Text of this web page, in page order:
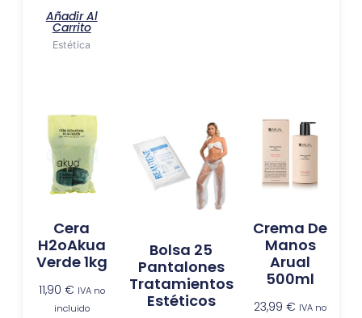
Añadir Al
Carrito
Estética
Cera
H2oAkua
Verde 1kg
11,90 € IVA no
incluido
Bolsa 25
Pantalones
Tratamientos
Estéticos
Crema De
Manos
Arual
500ml
23,99€ IVA no